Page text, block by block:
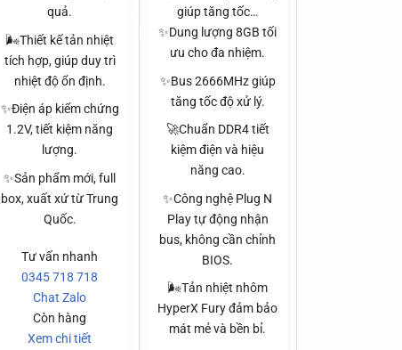
quả.
🌬️Thiết kế tản nhiệt
tích hợp, giúp duy trì
nhiệt độ ổn định.
✨Điện áp kiểm chứng
1.2V, tiết kiệm năng
lượng.
✨Sản phẩm mới, full
box, xuất xứ từ Trung
Quốc.
Tư vấn nhanh
0345 718 718
Chat Zalo
Còn hàng
Xem chi tiết
giúp tăng tốc…
✨Dung lượng 8GB tối
ưu cho đa nhiệm.
✨Bus 2666MHz giúp
tăng tốc độ xử lý.
🚀Chuẩn DDR4 tiết
kiệm điện và hiệu
năng cao.
✨Công nghệ Plug N
Play tự động nhận
bus, không cần chỉnh
BIOS.
🌬️Tản nhiệt nhôm
HyperX Fury đảm bảo
mát mẻ và bền bỉ.